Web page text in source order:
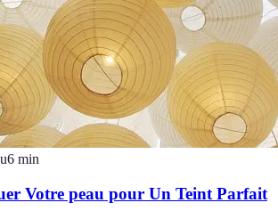
6 min
Votre peau pour Un Teint Parfait